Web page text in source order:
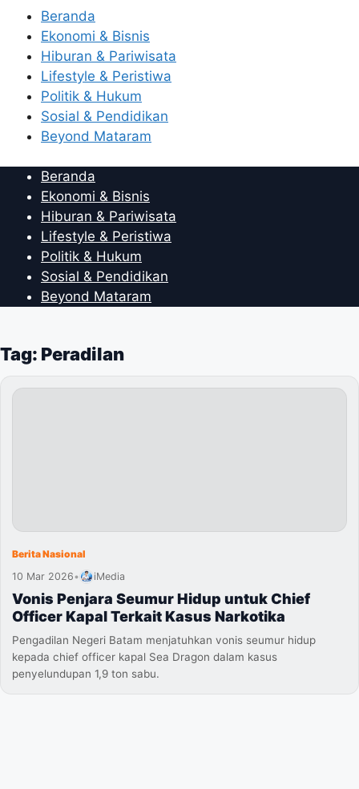
Beranda
Ekonomi & Bisnis
Hiburan & Pariwisata
Lifestyle & Peristiwa
Politik & Hukum
Sosial & Pendidikan
Beyond Mataram
Beranda
Ekonomi & Bisnis
Hiburan & Pariwisata
Lifestyle & Peristiwa
Politik & Hukum
Sosial & Pendidikan
Beyond Mataram
Tag: Peradilan
Berita Nasional
10 Mar 2026• iMedia
Vonis Penjara Seumur Hidup untuk Chief
Officer Kapal Terkait Kasus Narkotika
Pengadilan Negeri Batam menjatuhkan vonis seumur hidup
kepada chief officer kapal Sea Dragon dalam kasus
penyelundupan 1,9 ton sabu.